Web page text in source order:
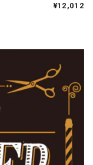
スタイリングフォー
¥12,012